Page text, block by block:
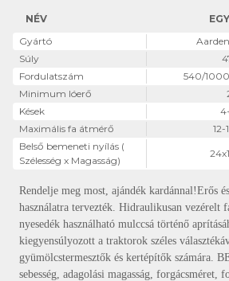
NÉV
Gyártó
Súly
Fordulatszám
540/
Minimum lóerő
Kések
Maximális fa átmérő
12-
Belső bemeneti nyílás (
Szélesség x Magasság)
Rendelje meg most, ajándék kardánnal!Erős
használatra tervezték. Hidraulikusan vezérelt
nyesedék használható mulccsá történő
kiegyensúlyozott a traktorok széles
gyümölcstermesztők és kertépítők számára.
sebesség, adagolási magasság, forgácsméret,